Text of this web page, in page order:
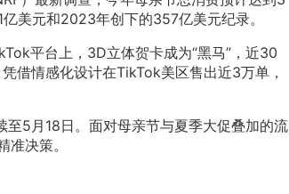
美元和2023年创下的357亿美元纪录。
平台上，3D立体贺卡成为“黑马”，近30
借情感化设计在TikTok美区售出近3万单，
5月18日。面对母亲节与夏季大促叠加的流
决策。